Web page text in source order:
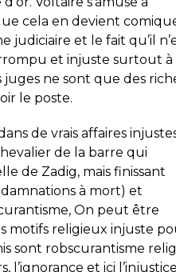
cela en devient
judiciaire et le fait qu’il
et injuste surtout à
juges ne sont que des
le poste.
de vrais affaires
de la barre qui
de Zadig, mais finissant
à mort) et
On peut être
motifs religieux injuste
sont robscurantisme
l’ignorance et ici